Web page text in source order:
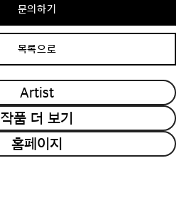
문의하기
목록으로
Artist
작품 더 보기
홈페이지